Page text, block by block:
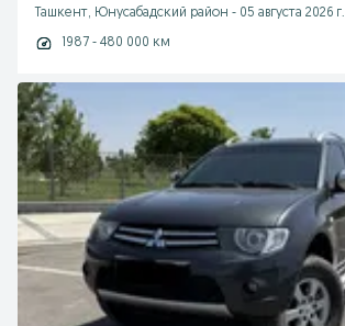
Ташкент, Юнусабадский район - 05 августа 2026 г.
1987 - 480 000 км